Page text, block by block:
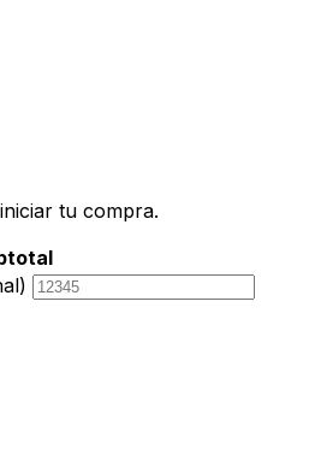
tu compra.